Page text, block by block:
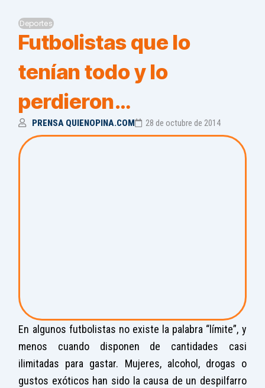
Deportes
Futbolistas que lo
tenían todo y lo
perdieron…
PRENSA QUIENOPINA.COM 28 de octubre de 2014
En algunos futbolistas no existe la palabra “límite”, y
menos cuando disponen de cantidades casi
ilimitadas para gastar. Mujeres, alcohol, drogas o
gustos exóticos han sido la causa de un despilfarro